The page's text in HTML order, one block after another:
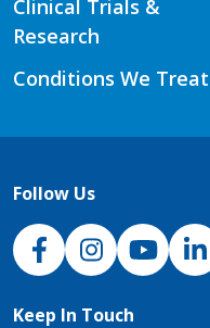
Clinical Trials &
Research
Conditions We Treat
Follow Us
NJH Facebook
Instagram
NJH NJH
Keep In Touch